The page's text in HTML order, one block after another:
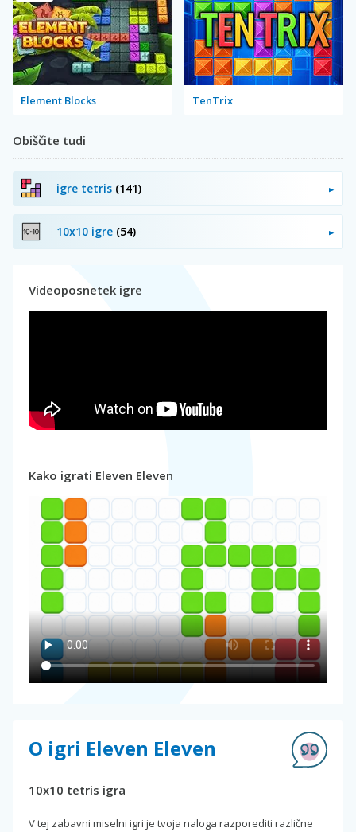
Element Blocks TenTrix
Obiščite tudi
igre tetris (141)
10x10 igre (54)
Videoposnetek igre
Kako igrati Eleven Eleven
O igri Eleven Eleven
10x10 tetris igra
V tej zabavni miselni igri je tvoja naloga razporediti različne